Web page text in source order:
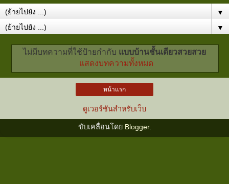
▼
▼
ไม่มีบทความที่ใช้ป้ายกำกับ แบบบ้านชั้นเดียวสวยสวย
แสดงบทความทั้งหมด
หน้าแรก
ดูเวอร์ชันสำหรับเว็บ
ขับเคลื่อนโดย Blogger.